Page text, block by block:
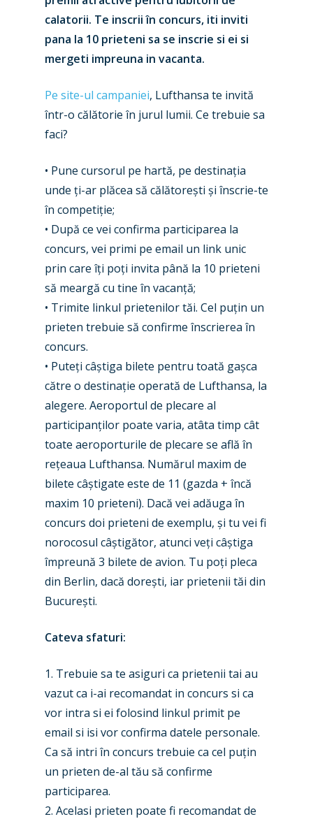
calatorii. Te inscrii în concurs, iti inviti
pana la 10 prieteni sa se inscrie si ei si
mergeti impreuna in vacanta.
Pe site-ul campaniei, Lufthansa te invită
într-o călătorie în jurul lumii. Ce trebuie sa
faci?
• Pune cursorul pe hartă, pe destinația
unde ți-ar plăcea să călătorești și înscrie-te
în competiție;
• După ce vei confirma participarea la
concurs, vei primi pe email un link unic
prin care îți poți invita până la 10 prieteni
să meargă cu tine în vacanță;
• Trimite linkul prietenilor tăi. Cel puțin un
prieten trebuie să confirme înscrierea în
concurs.
• Puteți câștiga bilete pentru toată gașca
către o destinație operată de Lufthansa, la
alegere. Aeroportul de plecare al
participanților poate varia, atâta timp cât
toate aeroporturile de plecare se află în
rețeaua Lufthansa. Numărul maxim de
bilete câștigate este de 11 (gazda + încă
maxim 10 prieteni). Dacă vei adăuga în
concurs doi prieteni de exemplu, și tu vei fi
norocosul câștigător, atunci veți câștiga
împreună 3 bilete de avion. Tu poți pleca
din Berlin, dacă dorești, iar prietenii tăi din
București.
Cateva sfaturi:
1. Trebuie sa te asiguri ca prietenii tai au
vazut ca i-ai recomandat in concurs si ca
vor intra si ei folosind linkul primit pe
email si isi vor confirma datele personale.
Ca să intri în concurs trebuie ca cel puțin
un prieten de-al tău să confirme
participarea.
2. Acelasi prieten poate fi recomandat de
Accidents / Incidents
Airshows
Dubai 2025
Paris 2025
Business Jets
Military
Trip Reports